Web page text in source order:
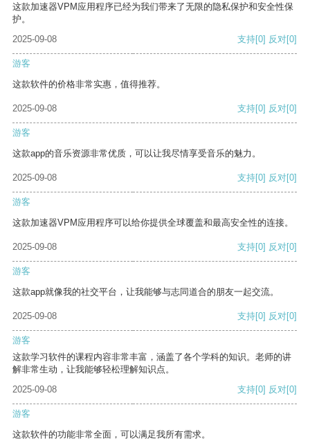
这款加速器VPM应用程序已经为我们带来了无限的隐私保护和安全性保
护。
2025-09-08
支持[0] 反对[0]
游客
这款软件的价格非常实惠，值得推荐。
2025-09-08 支持[0] 反对[0]
游客
这款app的音乐资源非常优质，可以让我尽情享受音乐的魅力。
2025-09-08 支持[0] 反对[0]
游客
这款加速器VPM应用程序可以给你提供全球覆盖和最高安全性的连接。
2025-09-08 支持[0] 反对[0]
游客
这款app就像我的社交平台，让我能够与志同道合的朋友一起交流。
2025-09-08 支持[0] 反对[0]
游客
这款学习软件的课程内容非常丰富，涵盖了各个学科的知识。老师的讲
解非常生动，让我能够轻松理解知识点。
2025-09-08
支持[0] 反对[0]
游客
这款软件的功能非常全面，可以满足我所有需求。